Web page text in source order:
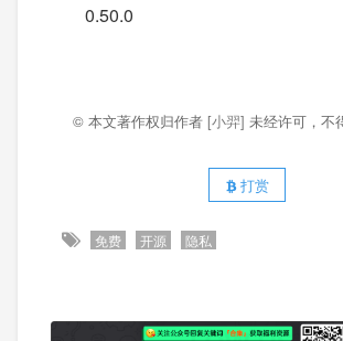
0.50.0
© 本文著作权归作者 [小羿] 未经许可，不
打赏
免费 开源 隐私